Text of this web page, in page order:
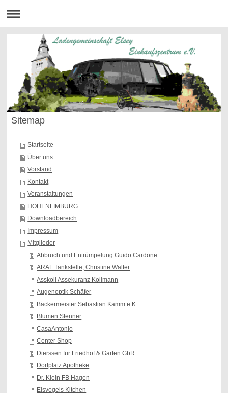
Sitemap
Startseite
Über uns
Vorstand
Kontakt
Veranstaltungen
HOHENLIMBURG
Downloadbereich
Impressum
Mitglieder
Abbruch und Entrümpelung Guido Cardone
ARAL Tankstelle, Christine Walter
Asskoll Assekuranz Kollmann
Augenoptik Schäfer
Bäckermeister Sebastian Kamm e.K.
Blumen Stenner
CasaAntonio
Center Shop
Dierssen für Friedhof & Garten GbR
Dorfplatz Apotheke
Dr. Klein FB Hagen
Eisvogels Kitchen